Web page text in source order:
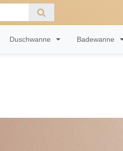
Duschwanne Badewanne